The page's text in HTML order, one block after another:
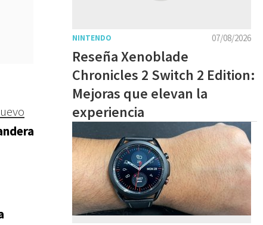
07/08/2026
NINTENDO
Reseña Xenoblade
Chronicles 2 Switch 2 Edition:
Mejoras que elevan la
experiencia